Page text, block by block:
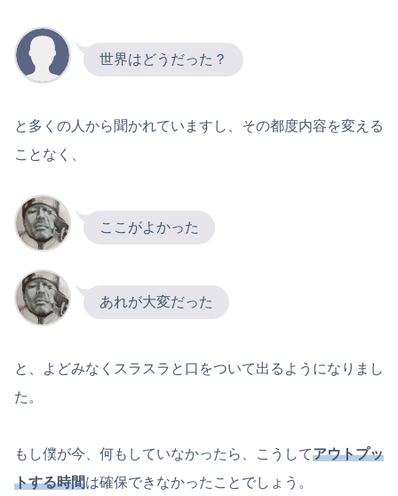
世界はどうだった？
と多くの人から聞かれていますし、その都度内容を変える
ことなく、
ここがよかった
あれが大変だった
と、よどみなくスラスラと口をついて出るようになりまし
た。
もし僕が今、何もしていなかったら、こうしてアウトプッ
トする時間は確保できなかったことでしょう。